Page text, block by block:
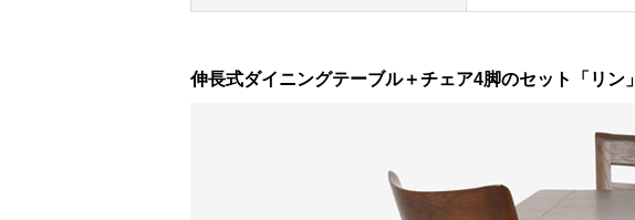
伸長式ダイニングテーブル＋チェア4脚のセット「リン」